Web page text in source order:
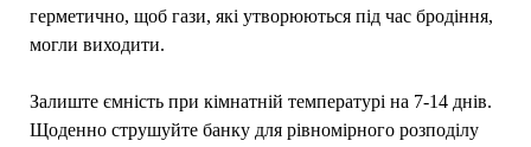
герметично, щоб гази, які утворюються під час бродіння,
могли виходити.
Залиште ємність при кімнатній температурі на 7-14 днів.
Щоденно струшуйте банку для рівномірного розподілу